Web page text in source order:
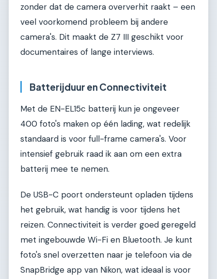
zonder dat de camera oververhit raakt – een
veel voorkomend probleem bij andere
camera's. Dit maakt de Z7 III geschikt voor
documentaires of lange interviews.
Batterijduur en Connectiviteit
Met de EN-EL15c batterij kun je ongeveer
400 foto's maken op één lading, wat redelijk
standaard is voor full-frame camera's. Voor
intensief gebruik raad ik aan om een extra
batterij mee te nemen.
De USB-C poort ondersteunt opladen tijdens
het gebruik, wat handig is voor tijdens het
reizen. Connectiviteit is verder goed geregeld
met ingebouwde Wi-Fi en Bluetooth. Je kunt
foto's snel overzetten naar je telefoon via de
SnapBridge app van Nikon, wat ideaal is voor